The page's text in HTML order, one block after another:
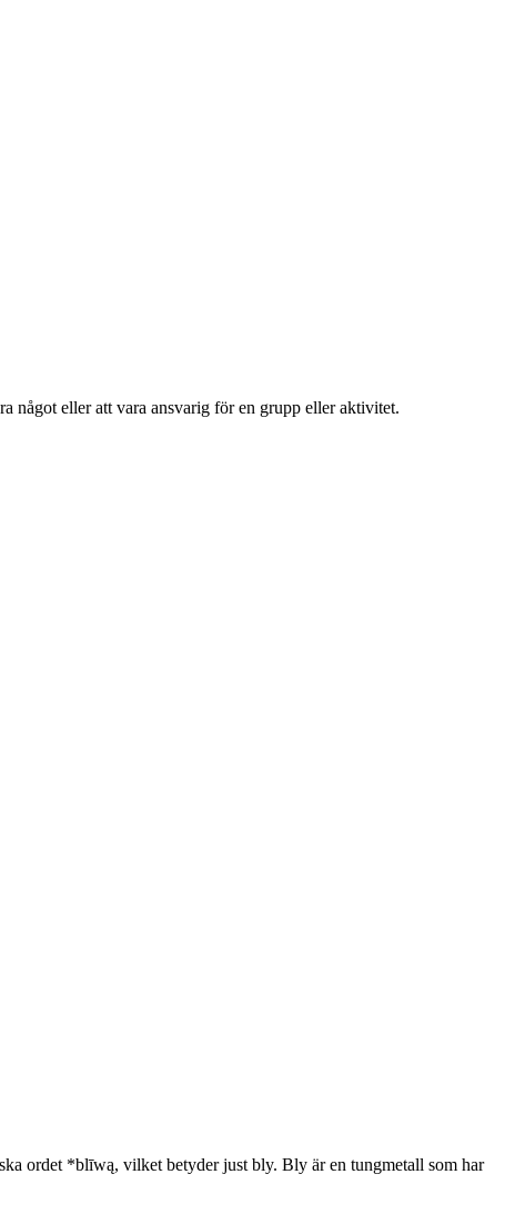
något eller att vara ansvarig för en grupp eller aktivitet.
ordet *blīwą, vilket betyder just bly. Bly är en tungmetall som har